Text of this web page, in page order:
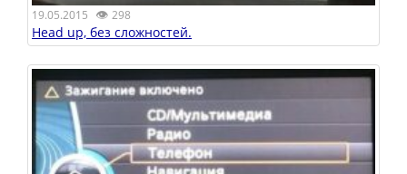
19.05.2015 👁 298
Head up, без сложностей.